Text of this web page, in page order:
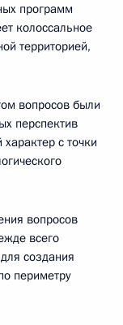
программ
колоссальное
территорией,
вопросов были
перспектив
с точки
вопросов
всего
создания
периметру